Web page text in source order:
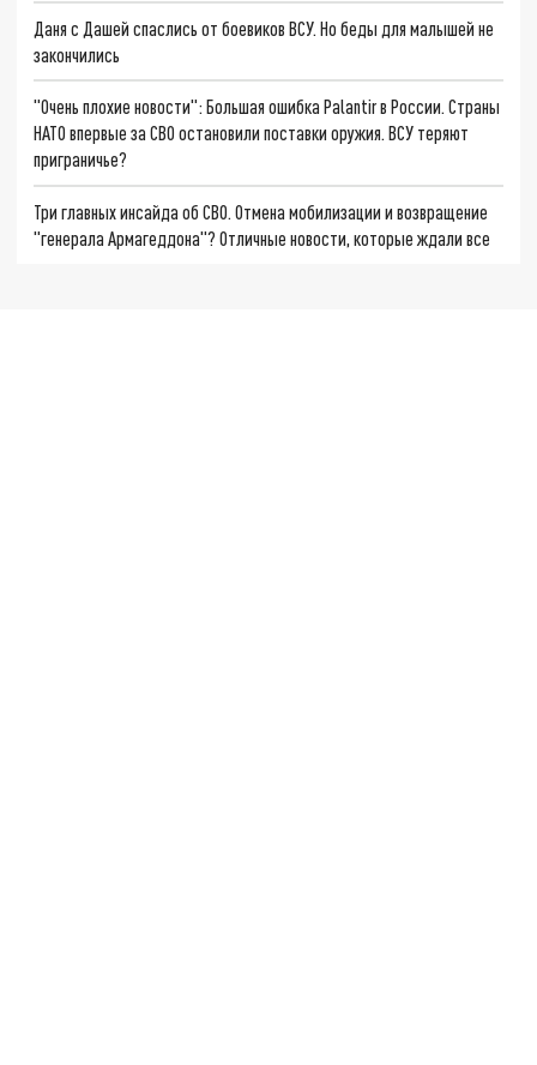
Даня с Дашей спаслись от боевиков ВСУ. Но беды для малышей не
закончились
"Очень плохие новости": Большая ошибка Palantir в России. Страны
НАТО впервые за СВО остановили поставки оружия. ВСУ теряют
приграничье?
Три главных инсайда об СВО. Отмена мобилизации и возвращение
"генерала Армагеддона"? Отличные новости, которые ждали все